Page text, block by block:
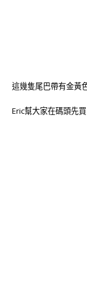
這幾隻尾巴帶有金黃
Eric幫大家在碼頭先